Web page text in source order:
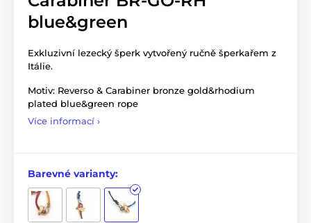
blue&green
Exkluzivní lezecký šperk vytvořený ručně šperkařem z
Itálie.
Motiv: Reverso & Carabiner bronze gold&rhodium
plated blue&green rope
Více informací ›
Barevné varianty: